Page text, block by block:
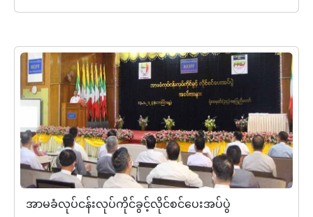
အာမခံလုပ်ငန်းလုပ်ကိုင်ခွင့်လိုင်စင်ပေးအပ်ပွဲ